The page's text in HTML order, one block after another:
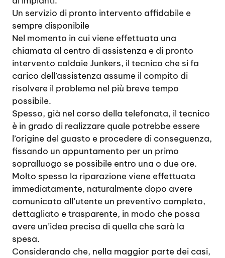
Un servizio di pronto intervento affidabile e
sempre disponibile
Nel momento in cui viene effettuata una
chiamata al centro di assistenza e di pronto
intervento caldaie Junkers, il tecnico che si fa
carico dell’assistenza assume il compito di
risolvere il problema nel più breve tempo
possibile.
Spesso, già nel corso della telefonata, il tecnico
è in grado di realizzare quale potrebbe essere
l’origine del guasto e procedere di conseguenza,
fissando un appuntamento per un primo
sopralluogo se possibile entro una o due ore.
Molto spesso la riparazione viene effettuata
immediatamente, naturalmente dopo avere
comunicato all’utente un preventivo completo,
dettagliato e trasparente, in modo che possa
avere un’idea precisa di quella che sarà la
spesa.
Considerando che, nella maggior parte dei casi,